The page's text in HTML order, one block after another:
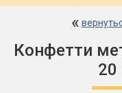
«
Конфетти
20